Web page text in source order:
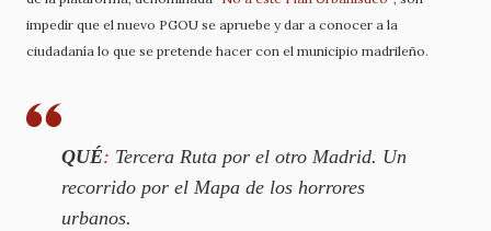
impedir que el nuevo PGOU se apruebe y dar a conocer a la
ciudadanía lo que se pretende hacer con el municipio madrileño.
QUÉ: Tercera Ruta por el otro Madrid. Un
recorrido por el Mapa de los horrores
urbanos.